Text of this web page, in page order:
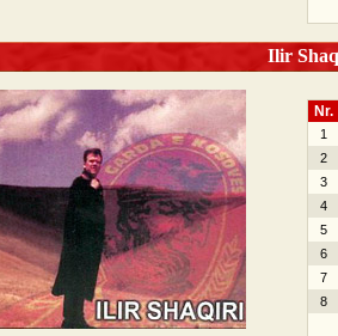
Ilir
Nr.
1
2
3
4
5
6
7
8